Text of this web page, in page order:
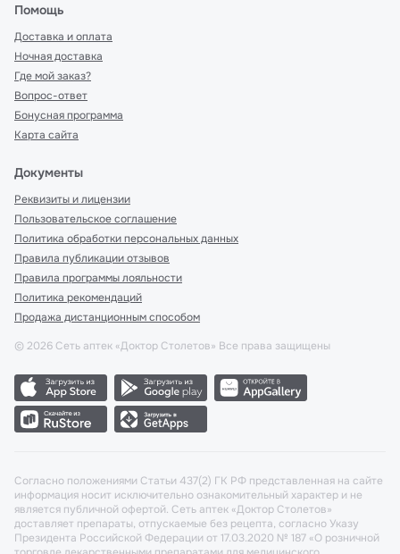
Помощь
Доставка и оплата
Ночная доставка
Где мой заказ?
Вопрос-ответ
Бонусная программа
Карта сайта
Документы
Реквизиты и лицензии
Пользовательское соглашение
Политика обработки персональных данных
Правила публикации отзывов
Правила программы лояльности
Политика рекомендаций
Продажа дистанционным способом
© 2026 Сеть аптек «Доктор Столетов» Все права защищены
Согласно положениями Статьи 437(2) ГК РФ представленная на сайте
информация носит исключительно ознакомительный характер и не
является публичной офертой. Сеть аптек «Доктор Столетов»
доставляет препараты, отпускаемые без рецепта, согласно Указу
Президента Российской Федерации от 17.03.2020 № 187 «О розничной